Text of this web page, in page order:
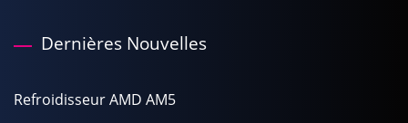
Dernières Nouvelles
Refroidisseur AMD AM5